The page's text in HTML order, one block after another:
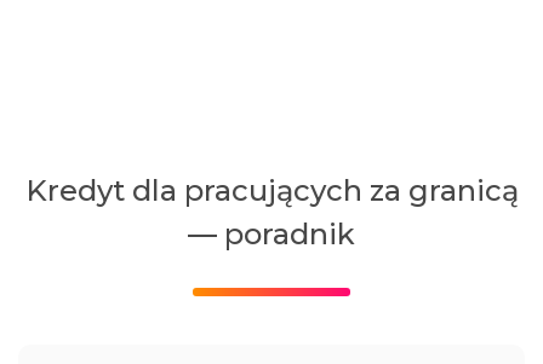
Kredyt dla pracujących za granicą
— poradnik